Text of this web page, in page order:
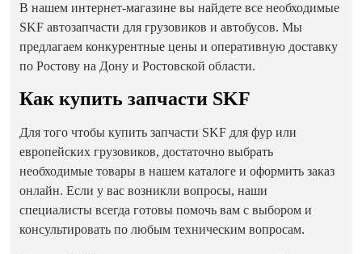
В нашем интернет-магазине вы найдете все необходимые
SKF автозапчасти для грузовиков и автобусов. Мы
предлагаем конкурентные цены и оперативную доставку
по Ростову на Дону и Ростовской области.
Как купить запчасти SKF
Для того чтобы купить запчасти SKF для фур или
европейских грузовиков, достаточно выбрать
необходимые товары в нашем каталоге и оформить заказ
онлайн. Если у вас возникли вопросы, наши
специалисты всегда готовы помочь вам с выбором и
консультировать по любым техническим вопросам.